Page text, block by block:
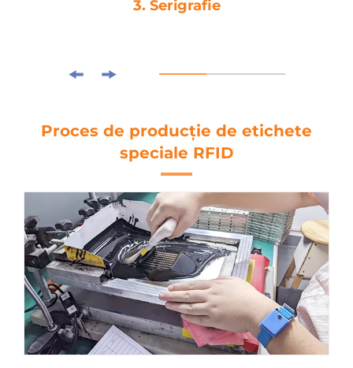
4. Laminare
Proces de producție de etichete
speciale RFID